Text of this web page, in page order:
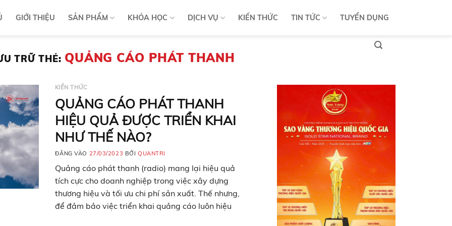
GIỚI THIỆU SẢN PHẨM KHÓA HỌC DỊCH VỤ KIẾN THỨC TIN TỨC TUYỂN DỤNG
TRỮ THẺ: QUẢNG CÁO PHÁT THANH
KIẾN THỨC
QUẢNG CÁO PHÁT THANH
HIỆU QUẢ ĐƯỢC TRIỂN KHAI
NHƯ THẾ NÀO?
ĐĂNG VÀO 27/03/2023 BỞI QUANTRI
Quảng cáo phát thanh (radio) mang lại hiệu quả
tích cực cho doanh nghiệp trong việc xây dựng
thương hiệu và tối ưu chi phí sản xuất. Thế nhưng,
để đảm bảo việc triển khai quảng cáo luôn hiệu